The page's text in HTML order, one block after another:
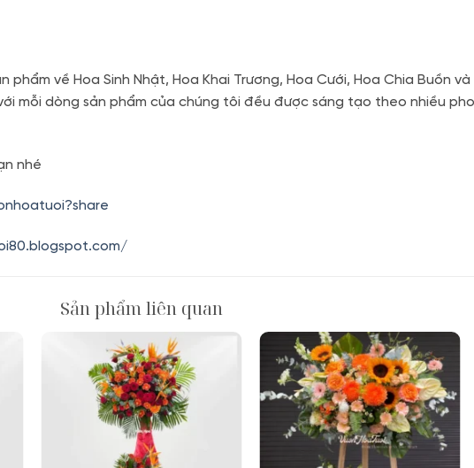
về Hoa Sinh Nhật, Hoa Khai Trương, Hoa Cưới, Hoa Chia Buồn
mỗi dòng sản phẩm của chúng tôi đều được sáng tạo theo nhiều
nhé
Sản phẩm liên quan